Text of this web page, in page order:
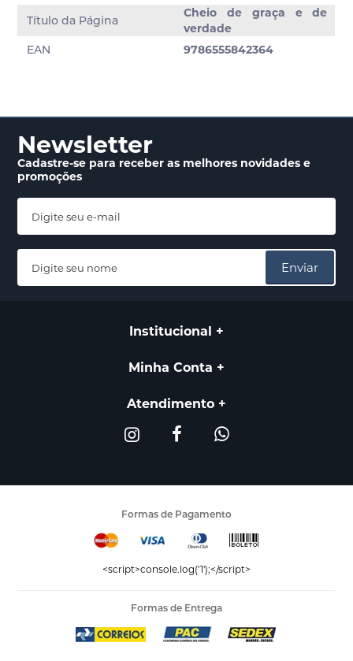
Título da Página
Cheio de graça e de
verdade
EAN
9786555842364
Newsletter
Cadastre-se para receberas melhores novidadese
promoções
Enviar
Institucional
Minha Conta
Atendimento
Formas de Pagamento
<script>console.log('1');</script>
Formas de Entrega